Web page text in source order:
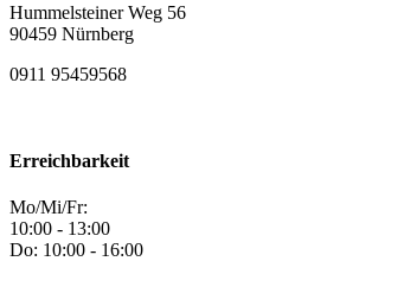
Hummelsteiner Weg 56
90459 Nürnberg
0911 95459568
Erreichbarkeit
Mo/Mi/Fr:
10:00 - 13:00
Do: 10:00 - 16:00